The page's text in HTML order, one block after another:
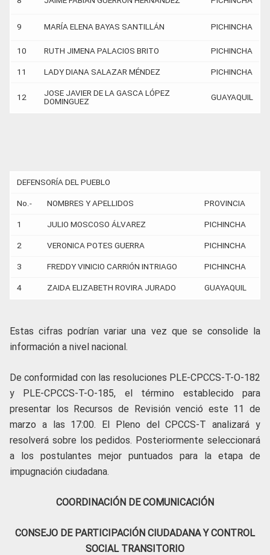
9 MARÍA ELENA BAYAS SANTILLÁN PICHINCHA
10 RUTH JIMENA PALACIOS BRITO PICHINCHA
11 LADY DIANA SALAZAR MÉNDEZ PICHINCHA
12
JOSE JAVIER DE LA GASCA LÓPEZ
DOMINGUEZ
GUAYAQUIL
DEFENSORÍA DEL PUEBLO
No.- NOMBRES Y APELLIDOS PROVINCIA
1 JULIO MOSCOSO ÁLVAREZ PICHINCHA
2 VERONICA POTES GUERRA PICHINCHA
3 FREDDY VINICIO CARRIÓN INTRIAGO PICHINCHA
4 ZAIDA ELIZABETH ROVIRA JURADO GUAYAQUIL
Estas cifras podrían variar una vez que se consolide la
información a nivel nacional.
De conformidad con las resoluciones PLE-CPCCS-T-O-182
y PLE-CPCCS-T-O-185, el término establecido para
presentar los Recursos de Revisión venció este 11 de
marzo a las 17:00. El Pleno del CPCCS-T analizará y
resolverá sobre los pedidos. Posteriormente seleccionará
a los postulantes mejor puntuados para la etapa de
impugnación ciudadana.
COORDINACIÓN DE COMUNICACIÓN
CONSEJO DE PARTICIPACIÓN CIUDADANA Y CONTROL
SOCIAL TRANSITORIO